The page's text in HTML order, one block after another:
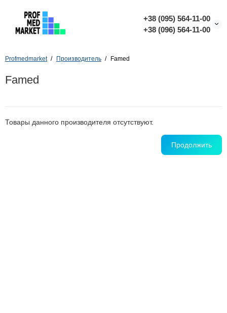
+38 (095) 564-11-00
+38 (096) 564-11-00
Profmedmarket Производитель Famed
Famed
Товары данного производителя отсутствуют.
Продолжить